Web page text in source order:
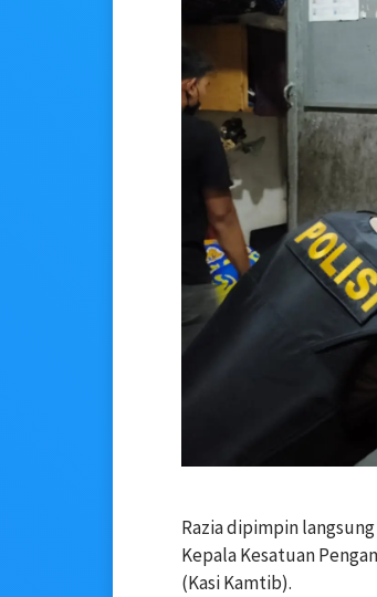
Razia dipimpin
Kepala Kesatuan
(Kasi Kamtib).